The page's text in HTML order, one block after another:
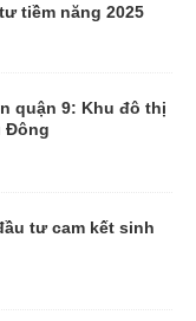
tiềm năng 2025
quận 9: Khu đô thị
Đông
tư cam kết sinh